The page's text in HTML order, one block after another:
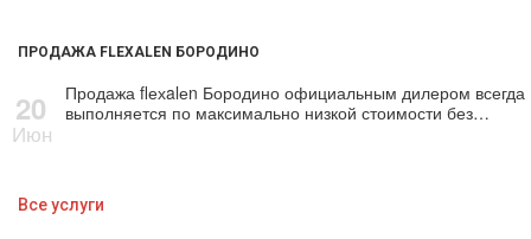
ПРОДАЖА FLEXALEN БОРОДИНО
20
Июн
Продажа flехalеn Бородино официальным дилером всегда
выполняется по максимально низкой стоимости без…
Все услуги